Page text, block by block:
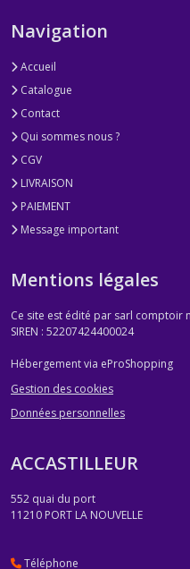
Navigation
Accueil
Catalogue
Contact
Qui sommes nous ?
CGV
LIVRAISON
PAIEMENT
Message important
Mentions légales
Ce site est édité par sarl comptoir
SIREN : 52207424400024
Hébergement via eProShopping
Gestion des cookies
Données personnelles
ACCASTILLEUR
552 quai du port
11210 PORT LA NOUVELLE
Téléphone